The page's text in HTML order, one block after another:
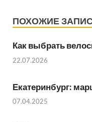
ПОХОЖИЕ
Как выбрать
22.07.2026
Екатеринбург:
07.04.2025